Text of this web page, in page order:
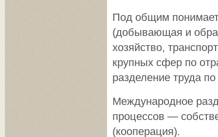
Под общим
(добывающая и
хозяйст­во,
крупных сфер по
разделение труда
Международное
процессов —
(кооперация).